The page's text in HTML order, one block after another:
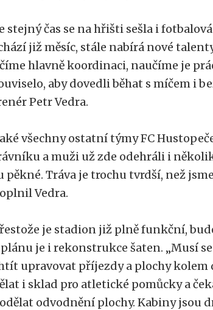
stejný čas se na hřišti sešla i
již měsíc, stále nabírá nové
hlavně koordinaci, naučíme je
aby dovedli běhat s míčem i
Petr Vedra.
všechny ostatní týmy FC
a muži už zde odehráli i
pěkné. Tráva je trochu tvrdší, než
Vedra.
je stadion již plně funkční,
je i rekonstrukce šaten. „Musí
upravovat příjezdy a plochy kolem
i sklad pro atletické pomůcky a
odvodnění plochy. Kabiny jsou